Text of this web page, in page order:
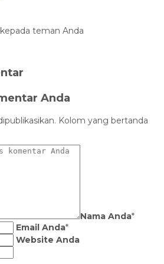
teman Anda
Anda
Kolom yang bertanda
Nama Anda*
Email Anda*
Website Anda